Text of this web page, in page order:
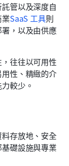
管以及深度自
SaaS 工具則
，以及由供應
往往以可用性
性、精緻的介
較少。
存放地、安全
礎設施與專業